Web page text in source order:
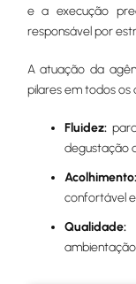
e a execução
responsável por
A atuação da
pilares em todos os
Fluidez:
degustação
Acolhimento:
confortável
Qualidade: